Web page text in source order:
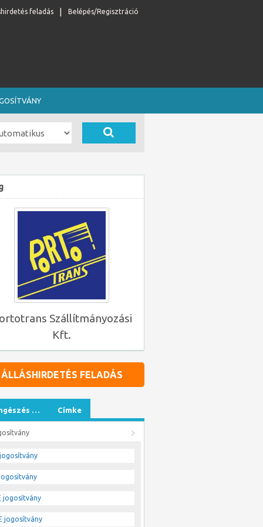
Belépés/Regisztráció
feladás
Szállítmányozási
Kft.
ÁLLÁSHIRDETÉS FELADÁS
… Címke
jogosítvány
jogosítvány